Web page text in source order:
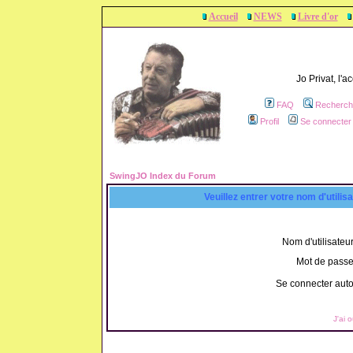
Accueil NEWS Livre d'or
Jo Privat,
FAQ
Profil
Se
SwingJO Index du Forum
Veuillez entrer votre nom
Nom
Mot de
Se connecter
J'ai